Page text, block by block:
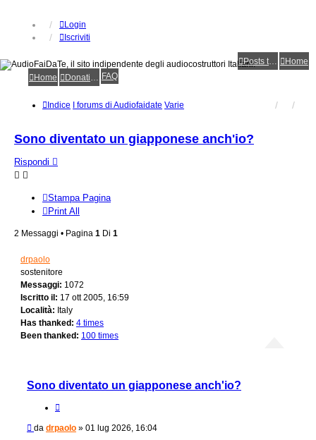
Login
Iscriviti
Posts toplist
Home
Home
Donations FAQ
Indice I forums di Audiofaidate Varie
Sono diventato un giapponese anch'io?
Rispondi
Stampa Pagina
Print All
2 Messaggi • Pagina 1 Di 1
drpaolo
sostenitore
Messaggi: 1072
Iscritto il: 17 ott 2005, 16:59
Località: Italy
Has thanked: 4 times
Been thanked: 100 times
Sono diventato un giapponese anch'io?
Messaggio
da drpaolo » 01 lug 2026, 16:04